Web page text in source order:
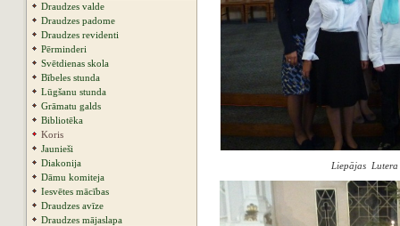
Draudzes valde
Draudzes padome
Draudzes revidenti
Pērminderi
Svētdienas skola
Bībeles stunda
Lūgšanu stunda
Grāmatu galds
Bibliotēka
Koris
Jaunieši
Diakonija
Dāmu komiteja
Iesvētes mācības
Draudzes avīze
Draudzes mājaslapa
Liepājas